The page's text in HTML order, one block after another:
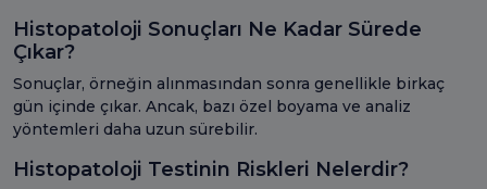
Histopatoloji Sonuçları Ne Kadar Sürede
Çıkar?
Sonuçlar, örneğin alınmasından sonra genellikle birkaç
gün içinde çıkar. Ancak, bazı özel boyama ve analiz
yöntemleri daha uzun sürebilir.
Histopatoloji Testinin Riskleri Nelerdir?